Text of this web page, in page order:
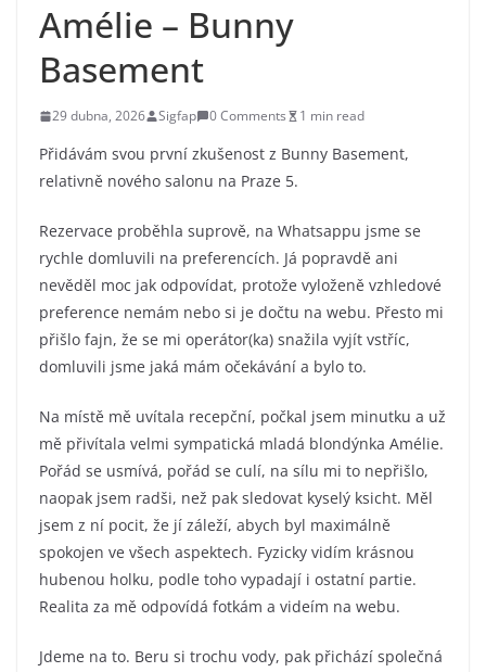
Amélie – Bunny
Basement
29 dubna, 2026 Sigfap 0 Comments 1 min read
Přidávám svou první zkušenost z Bunny Basement,
relativně nového salonu na Praze 5.
Rezervace proběhla suprově, na Whatsappu jsme se
rychle domluvili na preferencích. Já popravdě ani
nevěděl moc jak odpovídat, protože vyloženě vzhledové
preference nemám nebo si je dočtu na webu. Přesto mi
přišlo fajn, že se mi operátor(ka) snažila vyjít vstříc,
domluvili jsme jaká mám očekávání a bylo to.
Na místě mě uvítala recepční, počkal jsem minutku a už
mě přivítala velmi sympatická mladá blondýnka Amélie.
Pořád se usmívá, pořád se culí, na sílu mi to nepřišlo,
naopak jsem radši, než pak sledovat kyselý ksicht. Měl
jsem z ní pocit, že jí záleží, abych byl maximálně
spokojen ve všech aspektech. Fyzicky vidím krásnou
hubenou holku, podle toho vypadají i ostatní partie.
Realita za mě odpovídá fotkám a videím na webu.
Jdeme na to. Beru si trochu vody, pak přichází společná